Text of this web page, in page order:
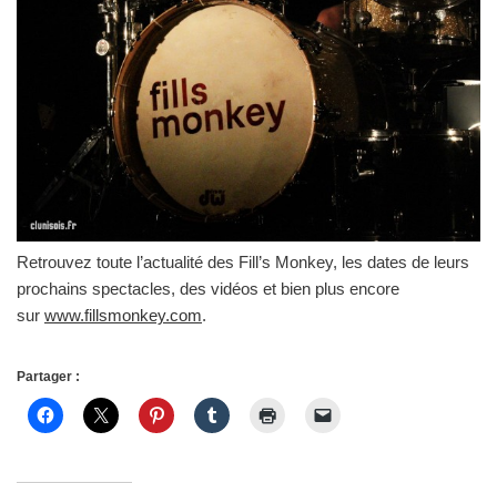
Retrouvez toute l’actualité des Fill’s Monkey, les dates de leurs
prochains spectacles, des vidéos et bien plus encore
sur www.fillsmonkey.com.
Partager :